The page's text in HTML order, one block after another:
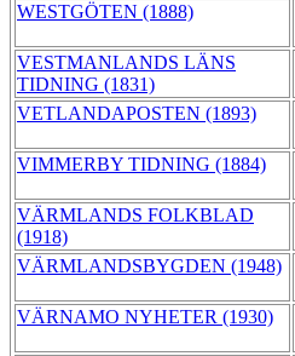
WESTGÖTEN (1888)
VESTMANLANDS LÄNS
TIDNING (1831)
VETLANDAPOSTEN (1893)
VIMMERBY TIDNING (1884)
VÄRMLANDS FOLKBLAD
(1918)
VÄRMLANDSBYGDEN (1948)
VÄRNAMO NYHETER (1930)